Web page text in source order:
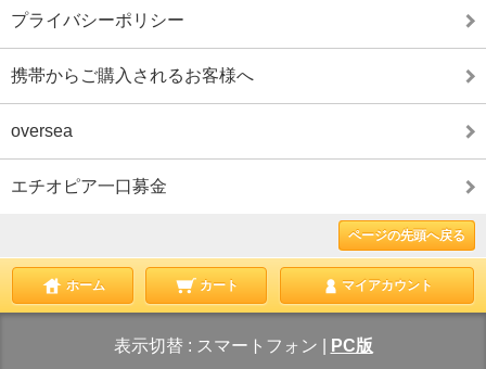
プライバシーポリシー
携帯からご購入されるお客様へ
oversea
エチオピア一口募金
ページの先頭へ戻る
ホーム カート マイアカウント
表示切替 : スマートフォン PC版